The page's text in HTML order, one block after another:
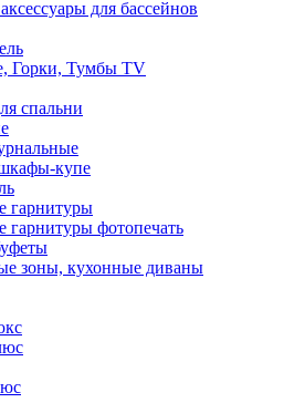
для бассейнов
Горки, Тумбы TV
спальни
купе
гарнитуры
гарнитуры фотопечать
зоны, кухонные диваны